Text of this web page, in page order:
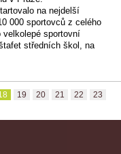
na nejdelší
000 sportovců z celého
sportovní
středních škol, na
19 20 21 22 23